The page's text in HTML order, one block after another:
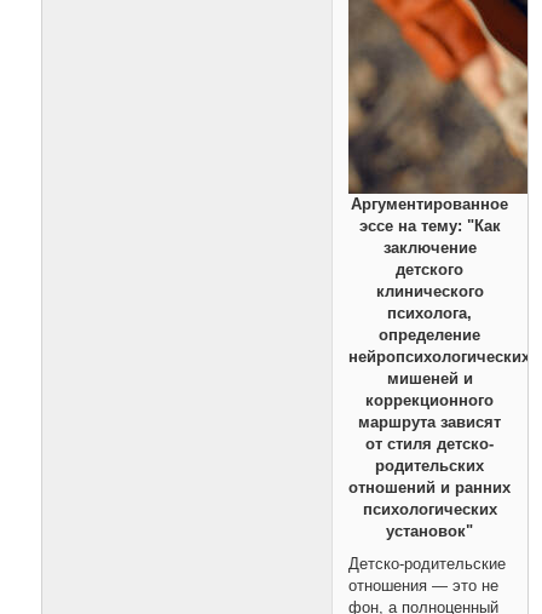
Аргументированное
эссе на тему: "Как
заключение
детского
клинического
психолога,
определение
нейропсихологических
мишеней и
коррекционного
маршрута зависят
от стиля детско-
родительских
отношений и ранних
психологических
установок"
Детско-родительские
отношения — это не
фон, а полноценный